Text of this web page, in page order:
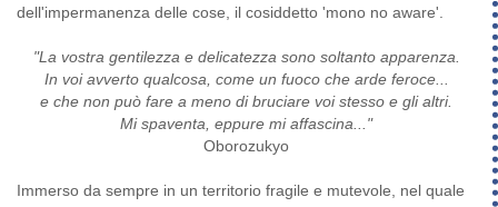
dell'impermanenza delle cose, il cosiddetto 'mono no aware'.
"La vostra gentilezza e delicatezza sono soltanto apparenza.
In voi avverto qualcosa, come un fuoco che arde feroce...
e che non può fare a meno di bruciare voi stesso e gli altri.
Mi spaventa, eppure mi affascina..."
Oborozukyo
Immerso da sempre in un territorio fragile e mutevole, nel quale